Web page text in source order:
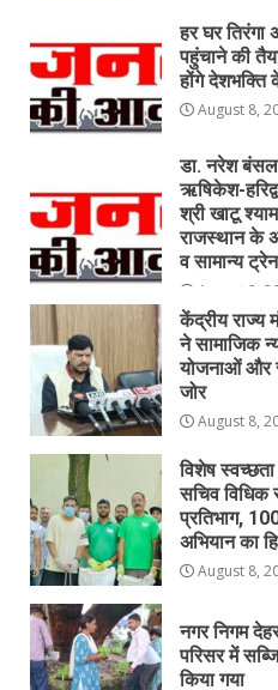
हर घर
पहुंचाने की
होंगे देशभक्ति
August 8,
डा. नरेश बंसल
ऋषिकेश-
श्री खाटू
राजस्थान के
व सामान्य
August 8,
केंद्रीय राज्य
ने सामाजिक
योजनाओं और
जोर
August 8,
विशेष
सचिव विधिक
प्रतिभाग,
अभियान का
August 8,
नगर निगम
परिसर में
किया गया